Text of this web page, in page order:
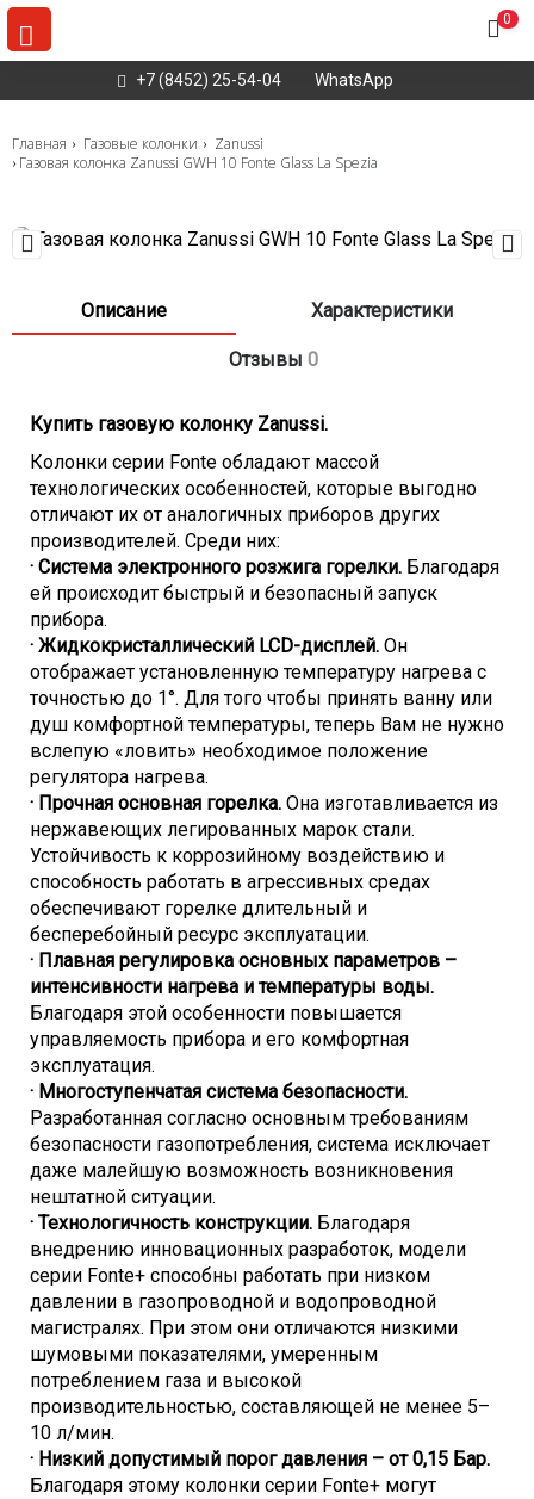
+7 (8452) 25-54-04 WhatsApp
0
Главная Газовые колонки
Zanussi
Газовая колонка Zanussi GWH 10 Fonte Glass La Spezia
Описание Характеристики
Отзывы 0
Купить газовую колонку Zanussi.
Колонки серии Fonte обладают массой
технологических особенностей, которые выгодно
отличают их от аналогичных приборов других
производителей. Среди них:
· Система электронного розжига горелки. Благодаря
ей происходит быстрый и безопасный запуск
прибора.
· Жидкокристаллический LCD-дисплей. Он
отображает установленную температуру нагрева с
точностью до 1°. Для того чтобы принять ванну или
душ комфортной температуры, теперь Вам не нужно
вслепую «ловить» необходимое положение
регулятора нагрева.
· Прочная основная горелка. Она изготавливается из
нержавеющих легированных марок стали.
Устойчивость к коррозийному воздействию и
способность работать в агрессивных средах
обеспечивают горелке длительный и
бесперебойный ресурс эксплуатации.
· Плавная регулировка основных параметров –
интенсивности нагрева и температуры воды.
Благодаря этой особенности повышается
управляемость прибора и его комфортная
эксплуатация.
· Многоступенчатая система безопасности.
Разработанная согласно основным требованиям
безопасности газопотребления, система исключает
даже малейшую возможность возникновения
нештатной ситуации.
· Технологичность конструкции. Благодаря
внедрению инновационных разработок, модели
серии Fonte+ способны работать при низком
давлении в газопроводной и водопроводной
магистралях. При этом они отличаются низкими
шумовыми показателями, умеренным
потреблением газа и высокой
производительностью, составляющей не менее 5–
10 л/мин.
· Низкий допустимый порог давления – от 0,15 Бар.
Благодаря этому колонки серии Fonte+ могут